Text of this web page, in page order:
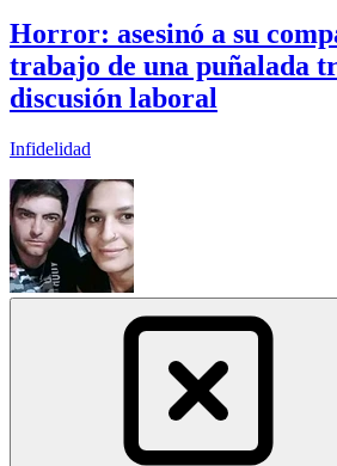
Horror: asesinó a su
trabajo de una puñalada
discusión laboral
Infidelidad